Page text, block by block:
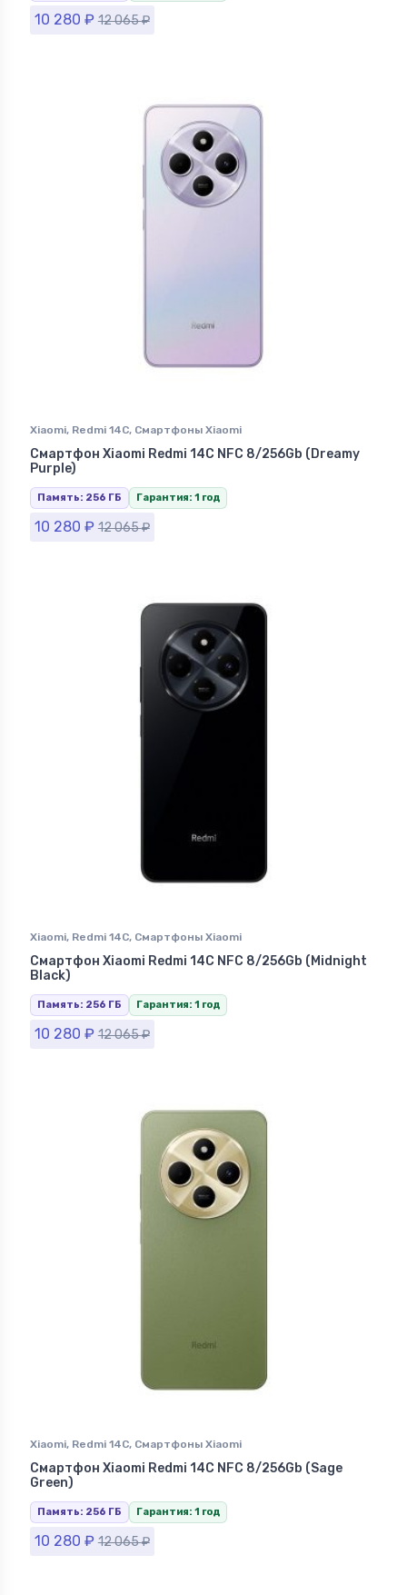
10 280 ₽ 12 065₽
Xiaomi, Redmi 14C, Смартфоны Xiaomi
Смартфон Xiaomi Redmi 14C NFC 8/256Gb (Dreamy
Purple)
Память: 256 ГБ Гарантия: 1 год
10 280 ₽ 12 065₽
Xiaomi, Redmi 14C, Смартфоны Xiaomi
Смартфон Xiaomi Redmi 14C NFC 8/256Gb (Midnight
Black)
Память: 256 ГБ Гарантия: 1 год
10 280 ₽ 12 065₽
Xiaomi, Redmi 14C, Смартфоны Xiaomi
Смартфон Xiaomi Redmi 14C NFC 8/256Gb (Sage
Green)
Память: 256 ГБ Гарантия: 1 год
10 280 ₽ 12 065₽